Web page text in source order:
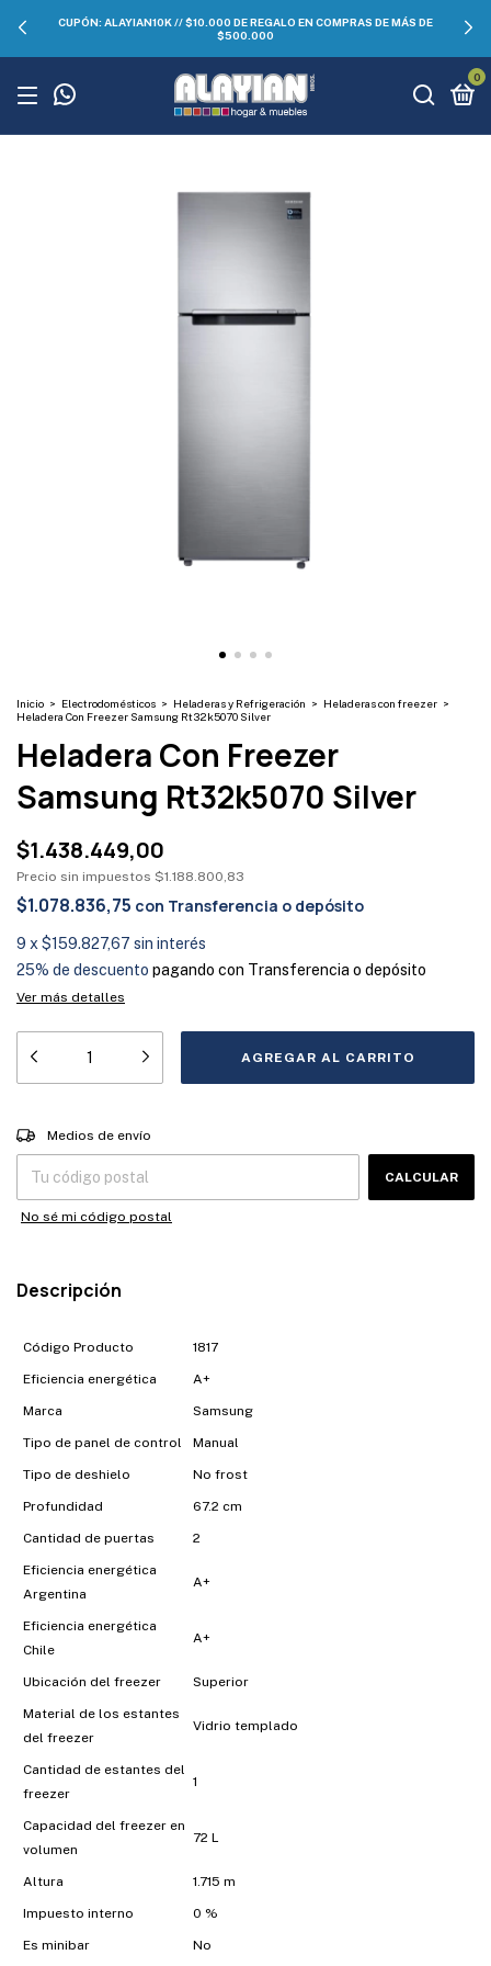
CUPÓN: ALAYIAN10K // $10.000 DE REGALO EN COMPRAS DE MÁS DE
$500.000
0
Inicio > Electrodomésticos > Heladeras y Refrigeración > Heladeras con freezer >
Heladera Con Freezer Samsung Rt32k5070 Silver
Heladera Con Freezer
Samsung Rt32k5070 Silver
$1.438.449,00
Precio sin impuestos $1.188.800,83
$1.078.836,75 con Transferencia o depósito
9 x $159.827,67 sin interés
25% de descuento pagando con Transferencia o depósito
Ver más detalles
Entregas para el CP:
Medios de envío
CALCULAR
No sé mi código postal
Descripción
Código Producto 1817
Eficiencia energética A+
Marca Samsung
Tipo de panel de control Manual
Tipo de deshielo No frost
Profundidad 67.2 cm
Cantidad de puertas 2
Eficiencia energética
Argentina
A+
Eficiencia energética
Chile
A+
Ubicación del freezer Superior
Material de los estantes
del freezer
Vidrio templado
Cantidad de estantes del
freezer
1
Capacidad del freezer en
volumen
72 L
Altura 1.715 m
Impuesto interno 0 %
Es minibar No